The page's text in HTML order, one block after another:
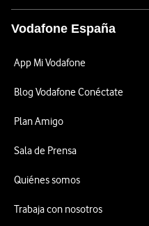
Vodafone España
App Mi Vodafone
Blog Vodafone Conéctate
Plan Amigo
Sala de Prensa
Quiénes somos
Trabaja con nosotros